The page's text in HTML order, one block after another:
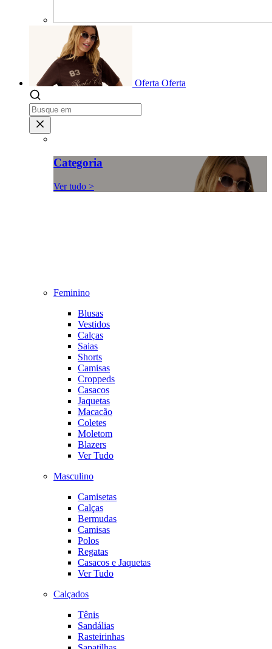
Oferta Oferta
Categoria
Ver tudo >
Feminino
Blusas
Vestidos
Calças
Saias
Shorts
Camisas
Croppeds
Casacos
Jaquetas
Macacão
Coletes
Moletom
Blazers
Ver Tudo
Masculino
Camisetas
Calças
Bermudas
Camisas
Polos
Regatas
Casacos e Jaquetas
Ver Tudo
Calçados
Tênis
Sandálias
Rasteirinhas